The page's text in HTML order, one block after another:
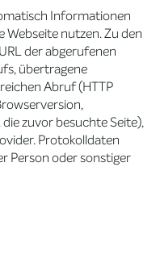
Informationen
Webseite nutzen. Zu den
der abgerufenen
übertragene
Abruf (HTTP
zuvor besuchte Seite),
Protokolldaten
Person oder sonstiger